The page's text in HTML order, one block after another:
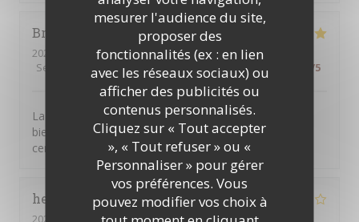
mesurer l'audience du site,
proposer des
fonctionnalités (ex : en lien
avec les réseaux sociaux) ou
afficher des publicités ou
contenus personnalisés.
Cliquez sur « Tout accepter
», « Tout refuser » ou «
Personnaliser » pour gérer
vos préférences. Vous
pouvez modifier vos choix à
Bruno
2022-03-27
- 12:45 - Couverts 7
Service
/5 Ambiance: 4/5 Cuisine :4/5 Qualité / Prix /5
La patronne et les serveuses très gentilles et
bienveillantes.La cuisine simple mais quali.Le resto du
centre de Lagny
hervé
2022-03-25
- 12:30 - Couverts 2